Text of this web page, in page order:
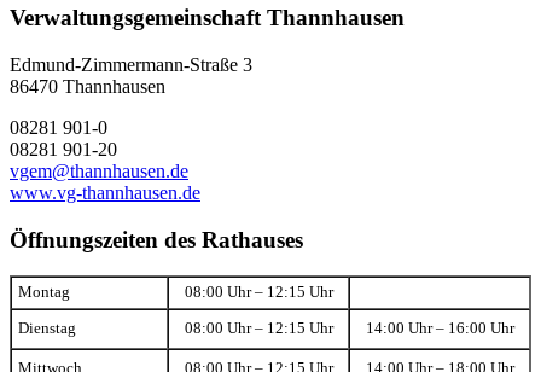
Verwaltungsgemeinschaft Thannhausen
Edmund-Zimmermann-Straße 3
86470 Thannhausen
08281 901-0
08281 901-20
vgem@thannhausen.de
www.vg-thannhausen.de
Öffnungszeiten des Rathauses
Montag 08:00 Uhr – 12:15 Uhr
Dienstag 08:00 Uhr – 12:15 Uhr 14:00 Uhr – 16:00 Uhr